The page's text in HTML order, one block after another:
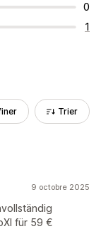
0
1
Trier
9 octobre 2025
für 59 €